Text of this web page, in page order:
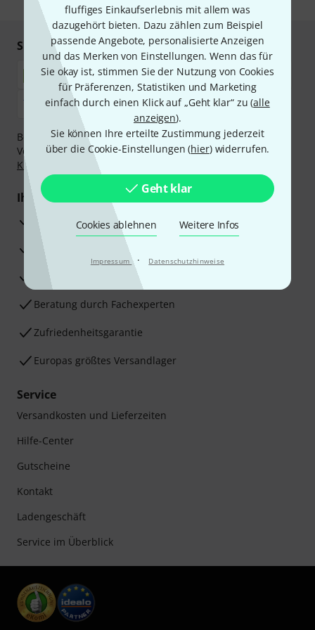
fluffiges Einkaufserlebnis mit allem was
dazugehört bieten. Dazu zählen zum Beispiel
passende Angebote, personalisierte Anzeigen
und das Merken von Einstellungen. Wenn das für
Sie okay ist, stimmen Sie der Nutzung von Cookies
für Präferenzen, Statistiken und Marketing
einfach durch einen Klick auf „Geht klar“ zu (alle
anzeigen).
Sie können Ihre erteilte Zustimmung jederzeit
über die Cookie-Einstellungen (hier) widerrufen.
Geht klar
Cookies ablehnen Weitere Infos
Impressum · Datenschutzhinweise
Sicher einkaufen & bezahlen
Bezahlen Sie vertraulich und sicher per Nachnahme,
Vorkasse, PayPal, Amazon Pay,Klarna Sofort bezahlen
Klarna Ratenzahlung
Ihre Vorteile
3 Jahre Thomann Garantie
30 Tage Money-Back-Garantie
Beratung durch Fachexperten
Zufriedenheitsgarantie
Europas größtes Versandlager
Service
Versandkosten und Lieferzeiten
Hilfe-Center
Gutscheine
Kontakt
Ladengeschäft
Service im Überblick